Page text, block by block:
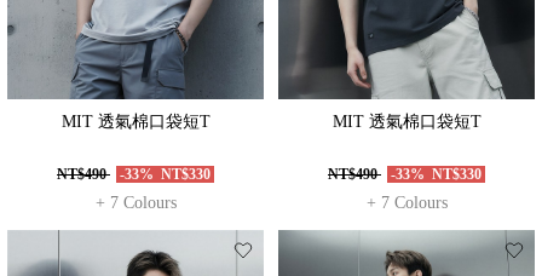
MIT 透氣棉口袋短T
NT$490 -33% NT$330
+ 7 Colours
MIT 透氣棉口袋短T
NT$490 -33% NT$330
+ 7 Colours